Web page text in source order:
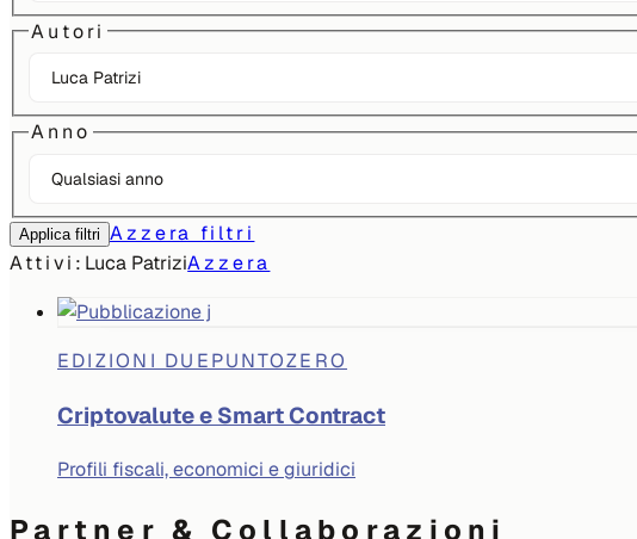
Autori
Anno
Applica filtri Azzera filtri
Attivi: Luca PatriziAzzera
EDIZIONI DUEPUNTOZERO
Criptovalute e Smart Contract
Profili fiscali, economici e giuridici
Partner & Collaborazioni